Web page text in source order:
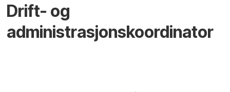
Drift- og
administrasjonskoordinator